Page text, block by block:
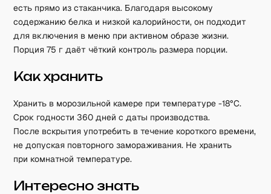
есть прямо из стаканчика. Благодаря высокому
содержанию белка и низкой калорийности, он подходит
для включения в меню при активном образе жизни.
Порция 75 г даёт чёткий контроль размера порции.
Как хранить
Хранить в морозильной камере при температуре -18°C.
Срок годности 360 дней с даты производства.
После вскрытия употребить в течение короткого времени,
не допуская повторного замораживания. Не хранить
при комнатной температуре.
Интересно знать